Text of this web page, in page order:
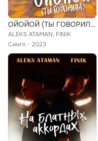
ОЙОЙОЙ (ТЫ ГОВОРИЛА)
ALEKS ATAMAN, FINIK
Сингл
2023